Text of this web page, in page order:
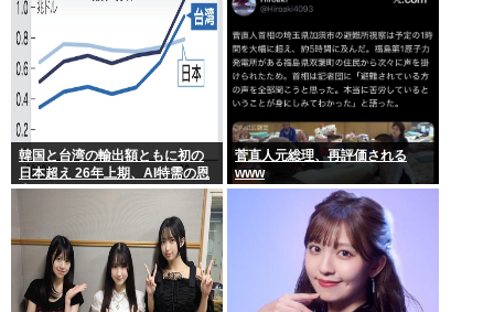
韓国と台湾の輸出額ともに初の
日本超え 26年上期、AI特需の恩
恵で差
菅直人元総理、再評価される
www